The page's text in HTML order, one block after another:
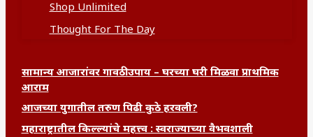
Shop Unlimited
Thought For The Day
सामान्य आजारांवर गावठी उपाय – घरच्या घरी मिळवा प्राथमिक
आराम
आजच्या युगातील तरुण पिढी कुठे हरवली?
महाराष्ट्रातील किल्ल्यांचे महत्त्व : स्वराज्याच्या वैभवशाली